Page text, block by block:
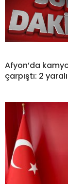
Afyon’da
çarpıştı: 2 yaralı